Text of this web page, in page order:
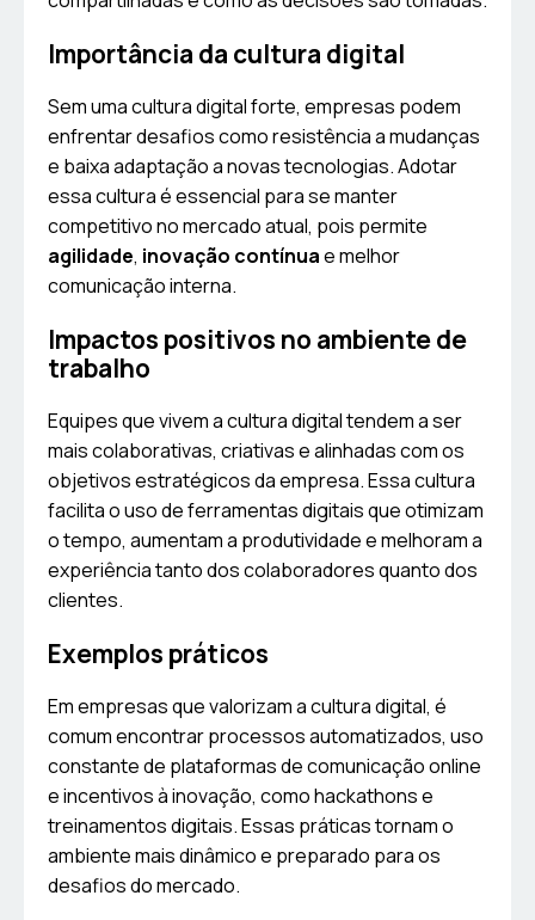
Importância da cultura digital
Sem uma cultura digital forte, empresas podem
enfrentar desafios como resistência a mudanças
e baixa adaptação a novas tecnologias. Adotar
essa cultura é essencial para se manter
competitivo no mercado atual, pois permite
agilidade, inovação contínuae melhor
comunicação interna.
Impactos positivos no ambiente de
trabalho
Equipes que vivem a cultura digital tendem a ser
mais colaborativas, criativas e alinhadas com os
objetivos estratégicos da empresa. Essa cultura
facilita o uso de ferramentas digitais que otimizam
o tempo, aumentam a produtividade e melhoram a
experiência tanto dos colaboradores quanto dos
clientes.
Exemplos práticos
Em empresas que valorizam a cultura digital, é
comum encontrar processos automatizados, uso
constante de plataformas de comunicação online
e incentivos à inovação, como hackathons e
treinamentos digitais. Essas práticas tornam o
ambiente mais dinâmico e preparado para os
desafios do mercado.